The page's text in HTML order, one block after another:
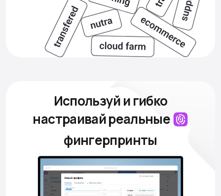
Используй и гибко
настраивайреальные
фингерпринты